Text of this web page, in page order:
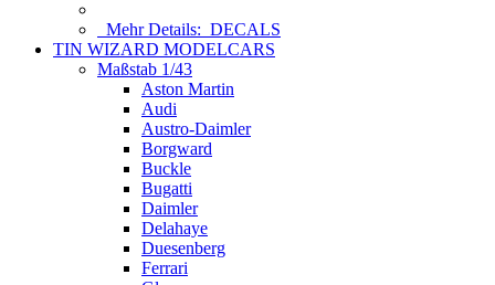
Mehr Details: DECALS
TIN WIZARD MODELCARS
Maßstab 1/43
Aston Martin
Audi
Austro-Daimler
Borgward
Buckle
Bugatti
Daimler
Delahaye
Duesenberg
Ferrari